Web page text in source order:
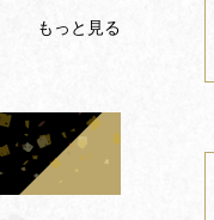
もっと見る